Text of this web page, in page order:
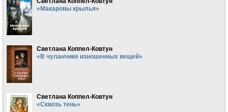
«Макаровы крылья»
Светлана Коппел-Ковтун
«В чуланчике изношенных вещей»
Светлана Коппел-Ковтун
«Сквозь тень»